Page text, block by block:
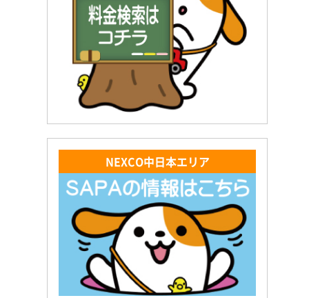
NEXCO中日本エリア